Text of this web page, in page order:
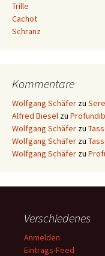
Trille
Cachot
Schranz
Kommentare
Wolfgang Schäfer zu
Alfred Biesel zu
Wolfgang Schäfer zu
Wolfgang Schäfer zu
Wolfgang Schäfer zu
Verschiedenes
Anmelden
Eintrags-Feed